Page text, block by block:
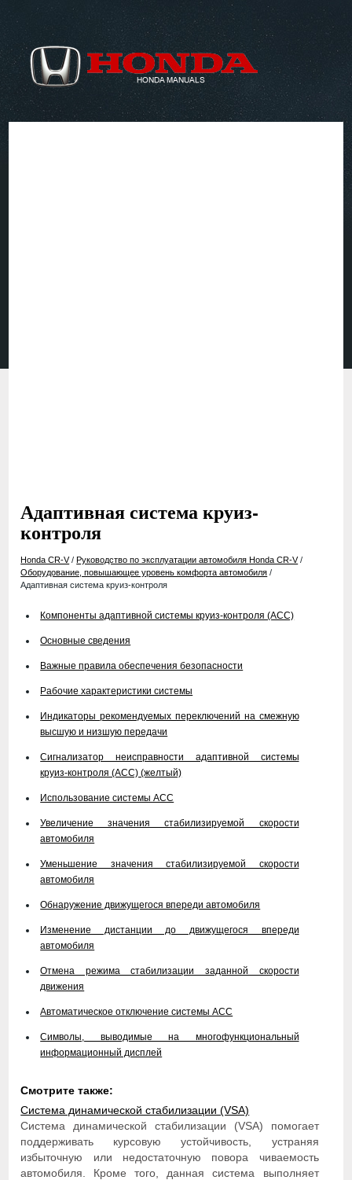
Адаптивная система круиз-
контроля
Honda CR-V/Руководство по эксплуатации автомобиля Honda CR-V/
Оборудование, повышающее уровень комфорта автомобиля /
Адаптивная система круиз-контроля
Компоненты адаптивной системы круиз-контроля (ACC)
Основные сведения
Важные правила обеспечения безопасности
Рабочие характеристики системы
Индикаторы рекомендуемых переключений на смежную
высшую и низшую передачи
Сигнализатор неисправности адаптивной системы
круиз-контроля (ACC) (желтый)
Использование системы АСС
Увеличение значения стабилизируемой скорости
автомобиля
Уменьшение значения стабилизируемой скорости
автомобиля
Обнаружение движущегося впереди автомобиля
Изменение дистанции до движущегося впереди
автомобиля
Отмена режима стабилизации заданной скорости
движения
Автоматическое отключение системы ACC
Символы, выводимые на многофункциональный
информационный дисплей
Смотрите также:
Система динамической стабилизации (VSA)
Система динамической стабилизации (VSA) помогает
поддерживать курсовую устойчивость, устраняя
избыточную или недостаточную повора чиваемость
автомобиля. Кроме того, данная система выполняет